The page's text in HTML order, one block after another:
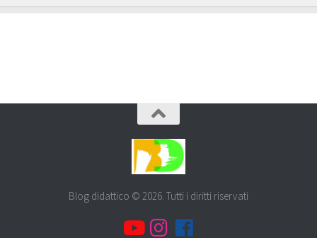
Blog didattico © 2026. Tutti i diritti riservati